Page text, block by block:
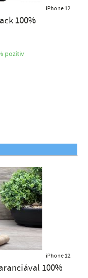
iPhone 12
100%
pozítiv
iPhone 12
100%